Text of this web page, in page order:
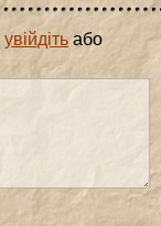
увійдітьабо